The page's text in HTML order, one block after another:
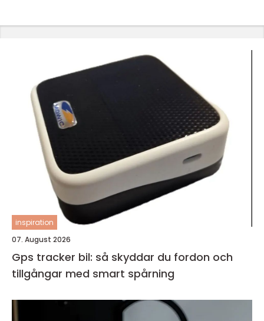
inspiration
07. August 2026
Gps tracker bil: så skyddar du fordon och
tillgångar med smart spårning